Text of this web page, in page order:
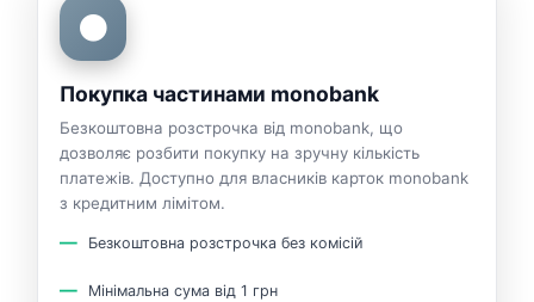
⚫
Покупка частинами monobank
Безкоштовна розстрочка від monobank, що
дозволяє розбити покупку на зручну кількість
платежів. Доступно для власників карток monobank
з кредитним лімітом.
Безкоштовна розстрочка без комісій
Мінімальна сума від 1 грн